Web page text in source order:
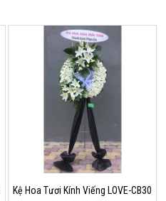
Kệ Hoa Tươi Kính Viếng LOVE-CB30